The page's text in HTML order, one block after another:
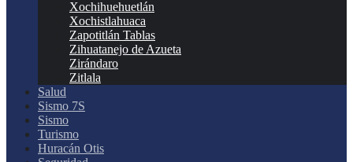
Xochihuehuetlán
Xochistlahuaca
Zapotitlán Tablas
Zihuatanejo de Azueta
Zirándaro
Zitlala
Salud
Sismo 7S
Sismo
Turismo
Huracán Otis